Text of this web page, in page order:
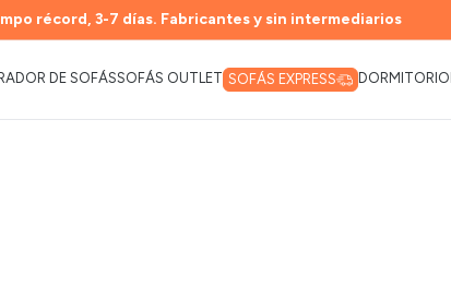
récord, 3-7 días. Fabricantes y sin intermediarios
DE SOFÁSSOFÁS OUTLET SOFÁS EXPRESS DORMITORIO